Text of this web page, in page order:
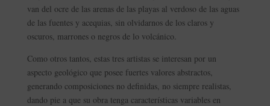
van del ocre de las arenas de las playas al verdoso de las aguas
de las fuentes y acequias, sin olvidarnos de los claros y
oscuros, marrones o negros de lo volcánico.
Como otros tantos, estas tres artistas se interesan por un
aspecto geológico que posee fuertes valores abstractos,
generando composiciones no definidas, no siempre realistas,
dando pie a que su obra tenga características variables en